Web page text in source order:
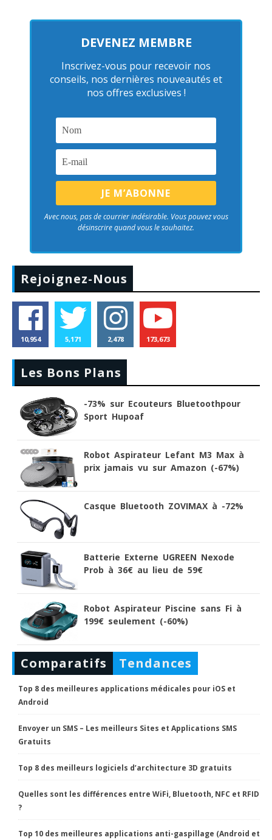
DEVENEZ MEMBRE
Inscrivez-vous pour recevoir nos
conseils, nos dernières nouveautés et
nos offres exclusives !
Avec nous, pas de courrier indésirable. Vous pouvez vous
désinscrire quand vous le souhaitez.
Rejoignez-Nous
10,954 5,171 2,478 173,673
Les Bons Plans
-73% sur Ecouteurs Bluetoothpour
Sport Hupoaf
Robot Aspirateur Lefant M3 Max à
prix jamais vu sur Amazon (-67%)
Casque Bluetooth ZOVIMAX à -72%
Batterie Externe UGREEN Nexode
Prob à 36€ au lieu de 59€
Robot Aspirateur Piscine sans Fi à
199€ seulement (-60%)
Comparatifs Tendances
Top 8 des meilleures applications médicales pour iOS et
Android
Envoyer un SMS – Les meilleurs Sites et Applications SMS
Gratuits
Top 8 des meilleurs logiciels d’architecture 3D gratuits
Quelles sont les différences entre WiFi, Bluetooth, NFC et RFID
?
Top 10 des meilleures applications anti-gaspillage (Android et